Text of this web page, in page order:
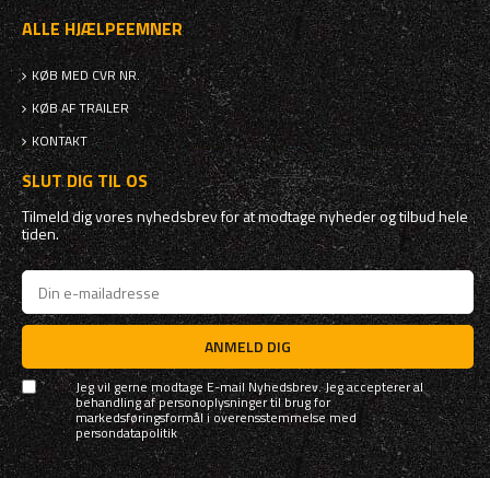
ALLE HJÆLPEEMNER
KØB MED CVR NR.
KØB AF TRAILER
KONTAKT
SLUT DIG TIL OS
Tilmeld dig vores nyhedsbrev for at modtage nyheder og tilbud hele
tiden.
ANMELD DIG
Jeg vil gerne modtage E-mail Nyhedsbrev. Jeg accepterer al
behandling af personoplysninger til brug for
markedsføringsformål i overensstemmelse med
persondatapolitik